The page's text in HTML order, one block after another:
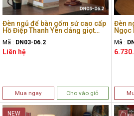
Đèn ngủ để bàn gốm sứ cao cấp
Hồ Điệp Thanh Yên dáng giọt
Mã : DN03-06.2
Liên hệ
Mua ngay Cho vào giỏ
Đèn
Ngọc
Mã :
NEW